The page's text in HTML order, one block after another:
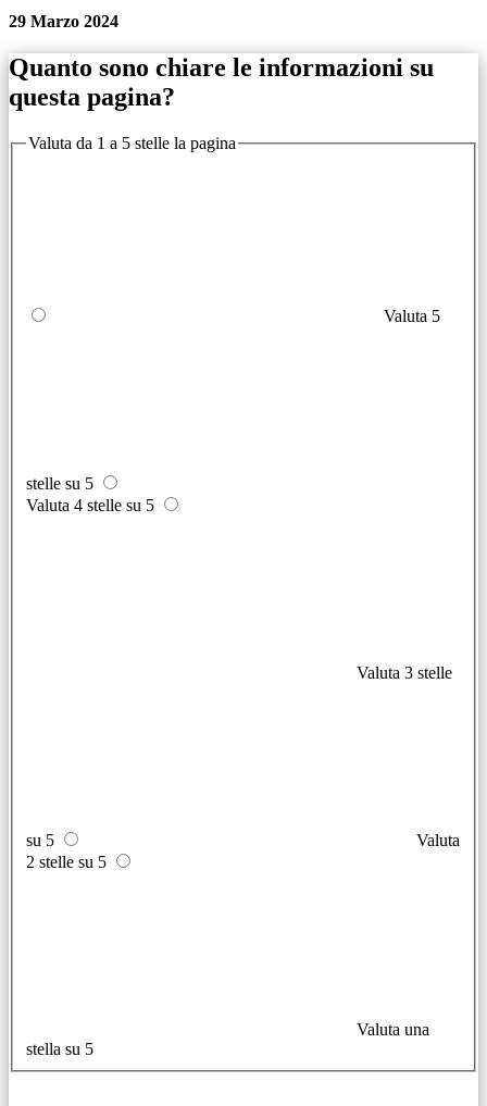
29 Marzo 2024
Quanto sono chiare le informazioni su
questa pagina?
Valuta da 1 a 5 stelle la pagina
Valuta 5
stelle su 5
Valuta 4 stelle su 5
Valuta 3 stelle
su 5
Valuta
2 stelle su 5
Valuta una
stella su 5